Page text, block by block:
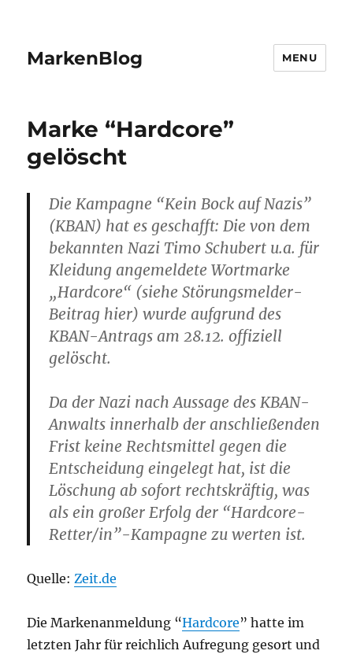
MarkenBlog MENU
Marke “Hardcore”
gelöscht
Die Kampagne “Kein Bock auf Nazis”
(KBAN) hat es geschafft: Die von dem
bekannten Nazi Timo Schubert u.a. für
Kleidung angemeldete Wortmarke
„Hardcore“ (siehe Störungsmelder-
Beitrag hier) wurde aufgrund des
KBAN-Antrags am 28.12. offiziell
gelöscht.
Da der Nazi nach Aussage des KBAN-
Anwalts innerhalb der anschließenden
Frist keine Rechtsmittel gegen die
Entscheidung eingelegt hat, ist die
Löschung ab sofort rechtskräftig, was
als ein großer Erfolg der “Hardcore-
Retter/in”-Kampagne zu werten ist.
Quelle:Zeit.de
Die Markenanmeldung “Hardcore” hatte im
letzten Jahr für reichlich Aufregung gesort und